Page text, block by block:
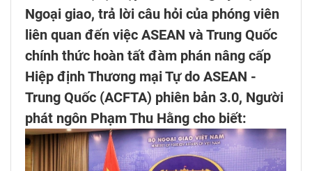
Ngoại giao, trả lời câu hỏi của phóng viên
liên quan đến việc ASEAN và Trung Quốc
chính thức hoàn tất đàm phán nâng cấp
Hiệp định Thương mại Tự do ASEAN -
Trung Quốc (ACFTA) phiên bản 3.0, Người
phát ngôn Phạm Thu Hằng cho biết: